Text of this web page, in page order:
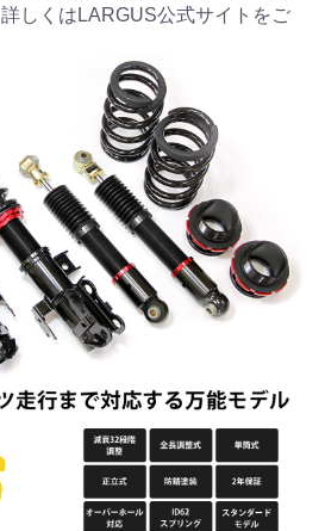
しくはLARGUS公式サイトをご